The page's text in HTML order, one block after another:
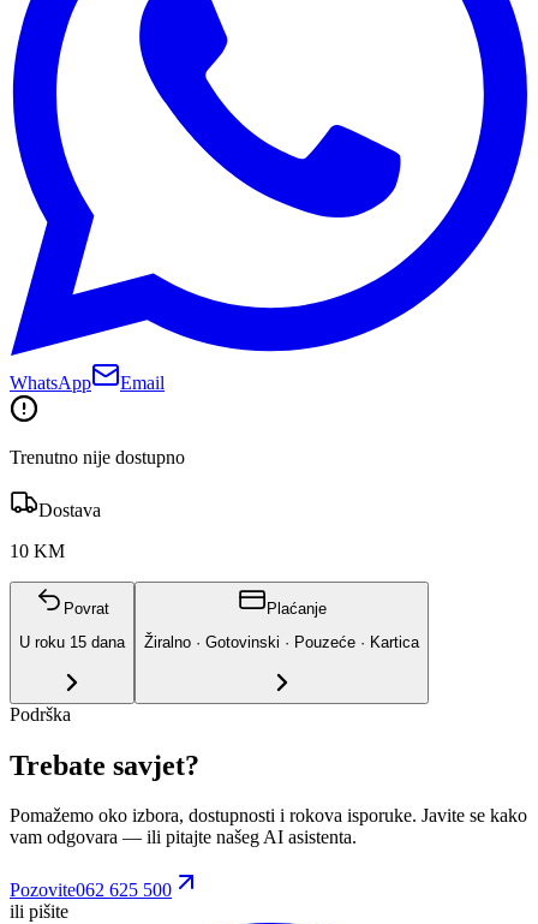
WhatsApp Email
Trenutno nije dostupno
Dostava
10 KM
Povrat
U roku 15 dana
Plaćanje
Žiralno · Gotovinski · Pouzeće · Kartica
Podrška
Trebate savjet?
Pomažemo oko izbora, dostupnosti i rokova isporuke. Javite se kako
vam odgovara — ili pitajte našeg AI asistenta.
Pozovite062 625 500
ili pišite